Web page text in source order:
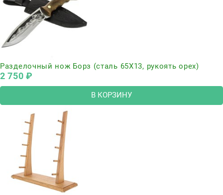
Разделочный нож Борз (сталь 65Х13, рукоять орех)
2 750 ₽
В КОРЗИНУ